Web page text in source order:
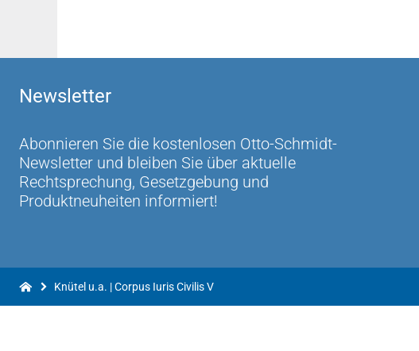
verdienstvollerweise die deutsche Wiedergabe der
Sprechen bringt.
Es ist ein Vergnügen eigener Art, die Textfragmente der
nachzuspüren, aber auch ihre Sachhaltigkeit, die eine
vermittelt. Die moderne Übersetzung will heutige Leser
Modernismen oder Anachronismen zu beschädigen.
kommt.
Prof. Dr. Dr. h. c. mult. Michael Stolleis in: FAZ 25. Februar
Newsletter
Abonnieren Sie die kostenlosen Otto-Schmidt-
Newsletter und bleiben Sie über aktuelle
Rechtsprechung, Gesetzgebung und
Produktneuheiten informiert!
Knütel u.a. | Corpus Iuris Civilis V